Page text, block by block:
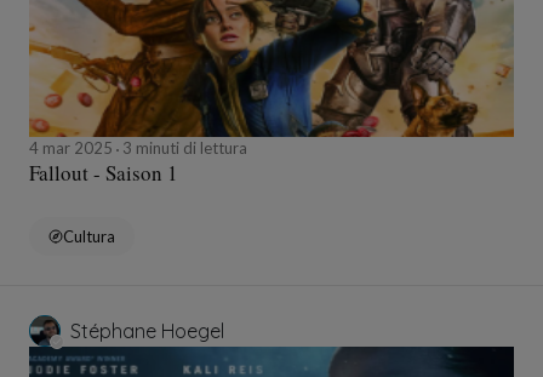
4 mar 2025 3 minuti di lettura
Fallout - Saison 1
Cultura
Stéphane Hoegel